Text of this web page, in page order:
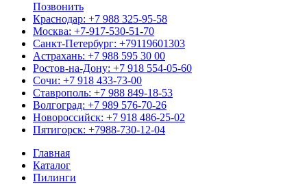
Позвонить
Краснодар: +7 988 325-95-58
Москва: +7-917-530-51-70
Санкт-Петербург: +79119601303
Астрахань: +7 988 595 30 00
Ростов-на-Дону: +7 918 554-05-60
Сочи: +7 918 433-73-00
Ставрополь: +7 988 849-18-53
Волгоград: +7 989 576-70-26
Новороссийск: +7 918 486-25-02
Пятигорск: +7988-730-12-04
Главная
Каталог
Пилинги